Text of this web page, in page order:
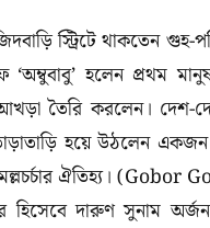
স্ট্রিটে থাকতেন গুহ-
হলেন প্রথম
তৈরি করলেন। দেশ-
হয়ে উঠলেন
ঐতিহ্য। (Gobor
হিসেবে দারুণ সুনাম